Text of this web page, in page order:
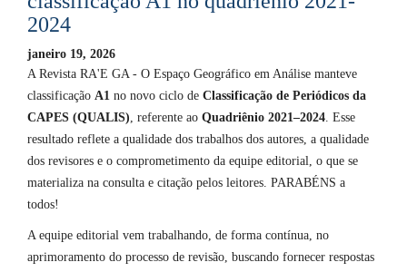
2024
janeiro 19, 2026
A Revista RA'E GA - O Espaço Geográfico em Análise manteve
classificação A1 no novo ciclo de Classificação de Periódicos da
CAPES (QUALIS) , referente ao Quadriênio 2021–2024 . Esse
resultado reflete a qualidade dos trabalhos dos autores, a qualidade
dos revisores e o comprometimento da equipe editorial, o que se
materializa na consulta e citação pelos leitores. PARABÉNS a
todos!
A equipe editorial vem trabalhando, de forma contínua, no
aprimoramento do processo de revisão, buscando fornecer respostas